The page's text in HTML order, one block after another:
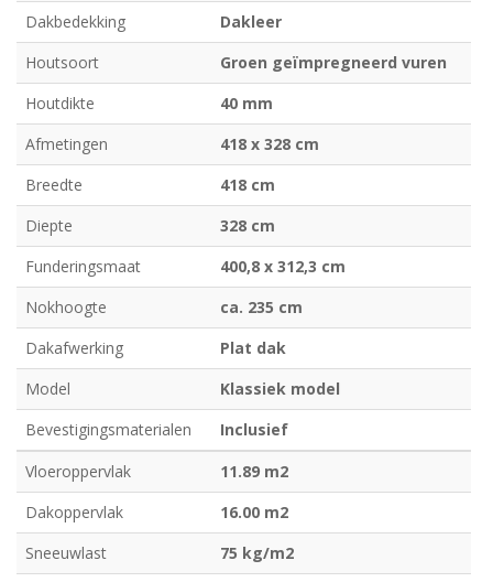
Dakbedekking
Dakleer
Houtsoort
Groen geïmpregneerd vuren
Houtdikte
40 mm
Afmetingen
418 x 328 cm
Breedte
418 cm
Diepte
328 cm
Funderingsmaat
400,8 x 312,3 cm
Nokhoogte
ca. 235 cm
Dakafwerking
Plat dak
Model
Klassiek model
Bevestigingsmaterialen
Inclusief
Vloeroppervlak
11.89 m2
Dakoppervlak
16.00 m2
Sneeuwlast
75 kg/m2